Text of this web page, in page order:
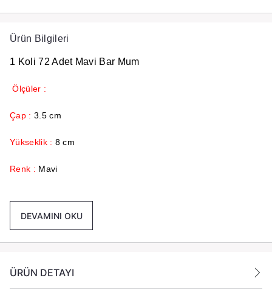
Ürün Bilgileri
1 Koli 72 Adet Mavi Bar Mum
Ölçüler :
Çap : 3.5 cm
Yükseklik : 8 cm
Renk : Mavi
Ek Bilgiler:
DEVAMINI OKU
ÜRÜN DETAYI